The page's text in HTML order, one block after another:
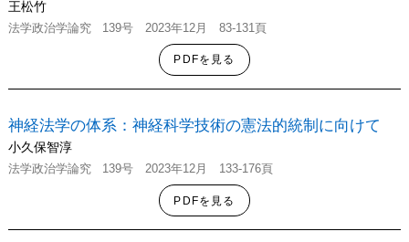
王松竹
法学政治学論究 139号 2023年12月 83-131頁
PDFを見る
神経法学の体系：神経科学技術の憲法的統制に向けて
小久保智淳
法学政治学論究 139号 2023年12月 133-176頁
PDFを見る